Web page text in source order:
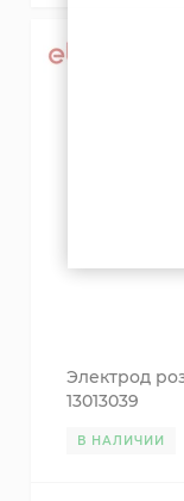
Электрод
13013039
В НАЛИЧИИ